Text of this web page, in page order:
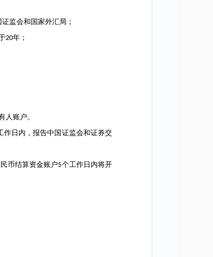
监会和国家外汇局；
20年；
账户。
作日内，报告中国证监会和证券交
币结算资金账户5个工作日内将开